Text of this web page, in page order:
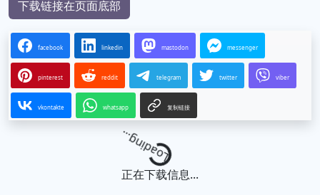
下载链接在页面底部
facebook linkedin mastodon messenger
pinterest reddit telegram twitter viber
vkontakte whatsapp 复制链接
Loading...
正在下载信息...